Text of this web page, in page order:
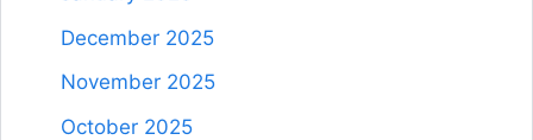
December 2025
November 2025
October 2025